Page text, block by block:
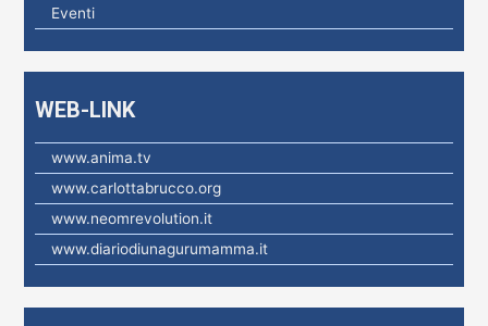
:
Eventi
WEB-LINK
www.anima.tv
www.carlottabrucco.org
www.neomrevolution.it
www.diariodiunagurumamma.it